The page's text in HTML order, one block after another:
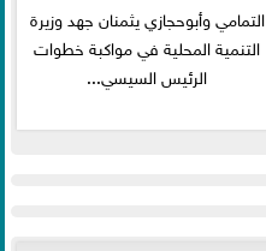
التمامي وأبوحجازي يثمنان جهد وزيرة
التنمية المحلية في مواكبة خطوات
الرئيس السيسي...